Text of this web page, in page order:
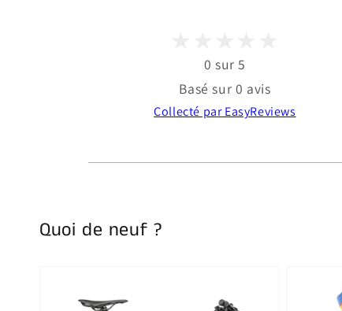
0 sur 5
Basé sur 0 avis
Collecté par EasyReviews
Quoi de neuf ?